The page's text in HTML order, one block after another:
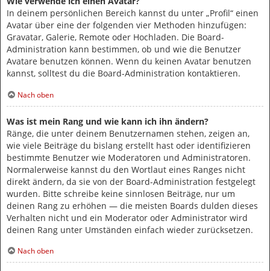
In deinem persönlichen Bereich kannst du unter „Profil“ einen
Avatar über eine der folgenden vier Methoden hinzufügen:
Gravatar, Galerie, Remote oder Hochladen. Die Board-
Administration kann bestimmen, ob und wie die Benutzer
Avatare benutzen können. Wenn du keinen Avatar benutzen
kannst, solltest du die Board-Administration kontaktieren.
Nach oben
Was ist mein Rang und wie kann ich ihn ändern?
Ränge, die unter deinem Benutzernamen stehen, zeigen an,
wie viele Beiträge du bislang erstellt hast oder identifizieren
bestimmte Benutzer wie Moderatoren und Administratoren.
Normalerweise kannst du den Wortlaut eines Ranges nicht
direkt ändern, da sie von der Board-Administration festgelegt
wurden. Bitte schreibe keine sinnlosen Beiträge, nur um
deinen Rang zu erhöhen — die meisten Boards dulden dieses
Verhalten nicht und ein Moderator oder Administrator wird
deinen Rang unter Umständen einfach wieder zurücksetzen.
Nach oben